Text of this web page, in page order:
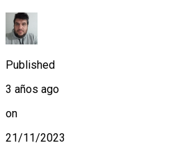
Published
3 años ago
on
21/11/2023